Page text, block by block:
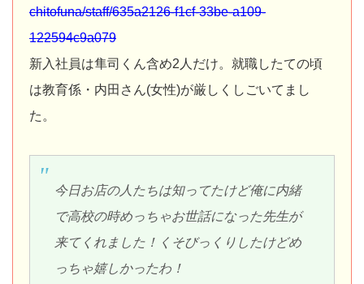
chitofuna/staff/635a2126-f1cf-33be-a109-
122594c9a079
新入社員は隼司くん含め2人だけ。就職したての頃
は教育係・内田さん(女性)が厳しくしごいてまし
た。
今日お店の人たちは知ってたけど俺に内緒
で高校の時めっちゃお世話になった先生が
来てくれました！くそびっくりしたけどめ
っちゃ嬉しかったわ！